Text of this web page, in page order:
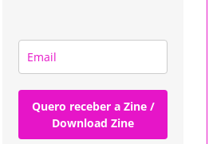
Quero receber a Zine /
Download Zine